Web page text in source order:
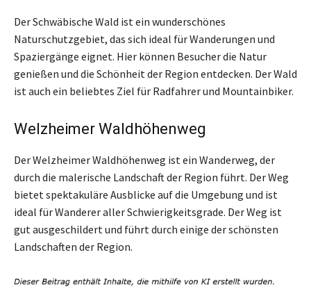
Der Schwäbische Wald ist ein wunderschönes
Naturschutzgebiet, das sich ideal für Wanderungen und
Spaziergänge eignet. Hier können Besucher die Natur
genießen und die Schönheit der Region entdecken. Der Wald
ist auch ein beliebtes Ziel für Radfahrer und Mountainbiker.
Welzheimer Waldhöhenweg
Der Welzheimer Waldhöhenweg ist ein Wanderweg, der
durch die malerische Landschaft der Region führt. Der Weg
bietet spektakuläre Ausblicke auf die Umgebung und ist
ideal für Wanderer aller Schwierigkeitsgrade. Der Weg ist
gut ausgeschildert und führt durch einige der schönsten
Landschaften der Region.